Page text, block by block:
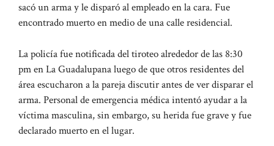
sacó un arma y le disparó al empleado en la cara. Fue
encontrado muerto en medio de una calle residencial.
La policía fue notificada del tiroteo alrededor de las 8:30
pm en La Guadalupana luego de que otros residentes del
área escucharon a la pareja discutir antes de ver disparar el
arma. Personal de emergencia médica intentó ayudar a la
víctima masculina, sin embargo, su herida fue grave y fue
declarado muerto en el lugar.